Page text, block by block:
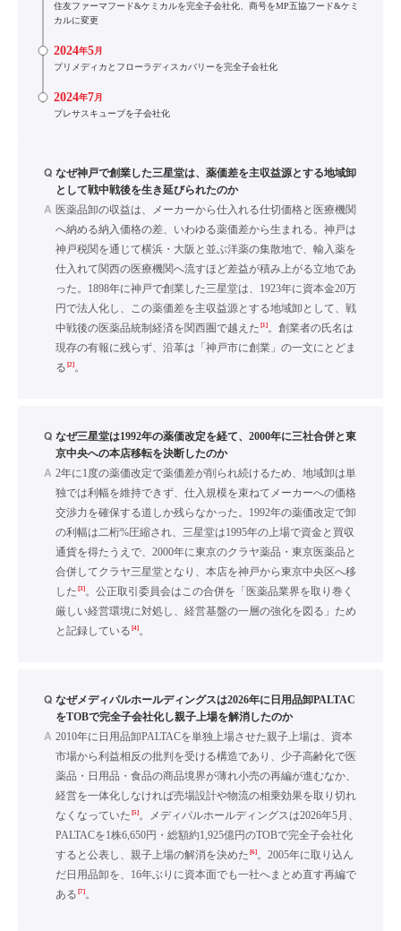
住友ファーマフード&ケミカルを完全子会社化、商号をMP五協フード&ケミ
カルに変更
2024年5月
プリメディカとフローラディスカバリーを完全子会社化
2024年7月
プレサスキューブを子会社化
Q なぜ神戸で創業した三星堂は、薬価差を主収益源とする地域卸
として戦中戦後を生き延びられたのか
A 医薬品卸の収益は、メーカーから仕入れる仕切価格と医療機関
へ納める納入価格の差、いわゆる薬価差から生まれる。神戸は
神戸税関を通じて横浜・大阪と並ぶ洋薬の集散地で、輸入薬を
仕入れて関西の医療機関へ流すほど差益が積み上がる立地であ
った。1898年に神戸で創業した三星堂は、1923年に資本金20万
円で法人化し、この薬価差を主収益源とする地域卸として、戦
中戦後の医薬品統制経済を関西圏で越えた [1]。創業者の氏名は
現存の有報に残らず、沿革は「神戸市に創業」の一文にとどま
る [2]。
Q なぜ三星堂は1992年の薬価改定を経て、2000年に三社合併と東
京中央への本店移転を決断したのか
A 2年に1度の薬価改定で薬価差が削られ続けるため、地域卸は単
独では利幅を維持できず、仕入規模を束ねてメーカーへの価格
交渉力を確保する道しか残らなかった。1992年の薬価改定で卸
の利幅は二桁%圧縮され、三星堂は1995年の上場で資金と買収
通貨を得たうえで、2000年に東京のクラヤ薬品・東京医薬品と
合併してクラヤ三星堂となり、本店を神戸から東京中央区へ移
した [3]。公正取引委員会はこの合併を「医薬品業界を取り巻く
厳しい経営環境に対処し、経営基盤の一層の強化を図る」ため
と記録している [4]。
Q なぜメディパルホールディングスは2026年に日用品卸PALTAC
をTOBで完全子会社化し親子上場を解消したのか
A 2010年に日用品卸PALTACを単独上場させた親子上場は、資本
市場から利益相反の批判を受ける構造であり、少子高齢化で医
薬品・日用品・食品の商品境界が薄れ小売の再編が進むなか、
経営を一体化しなければ売場設計や物流の相乗効果を取り切れ
なくなっていた [5]。メディパルホールディングスは2026年5月、
PALTACを1株6,650円・総額約1,925億円のTOBで完全子会社化
すると公表し、親子上場の解消を決めた [6]。2005年に取り込ん
だ日用品卸を、16年ぶりに資本面でも一社へまとめ直す再編で
ある [7]。